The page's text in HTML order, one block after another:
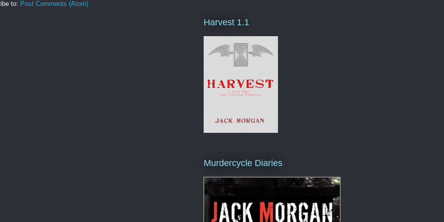
to: Post Comments (Atom)
Harvest 1.1
Murdercycle Diaries